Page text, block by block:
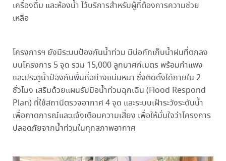
เครื่องดื่ม และห้องน้ำ ไว้บริการสำหรับผู้ที่ต้องการความช่วย
เหลือ
โครงการฯ ยังมีระบบป้องกันน้ำท่วม มีบ่อกักเก็บน้ำฝนที่ตกลง
บนโครงการ 5 จุด รวม 15,000 ลูกบาศก์เมตร พร้อมกำแพง
และประตูน้ำป้องกันพื้นที่อย่างแน่นหนา ซึ่งติดตั้งได้ภายใน 2
ชั่วโมง เสริมด้วยแผนรับมือน้ำท่วมฉุกเฉิน (Flood Respond
Plan) ที่ใช้สถานีตรวจอากาศ 4 จุด และระบบเฝ้าระวังระดับน้ำ
เพื่อคาดการณ์และแจ้งเตือนความเสี่ยง เพื่อให้มั่นใจว่าโครงการ
ปลอดภัยจากน้ำท่วมในทุกสภาพอากาศ